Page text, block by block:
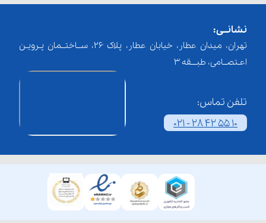
نشانــی:
تهران، میدان عطار، خیابان عطار، پلاک 26، ســاختــمان پـرویـن
اعـتصــامی، طبـــقه 3
تلفن تماس:
021 - 28 42 55 10